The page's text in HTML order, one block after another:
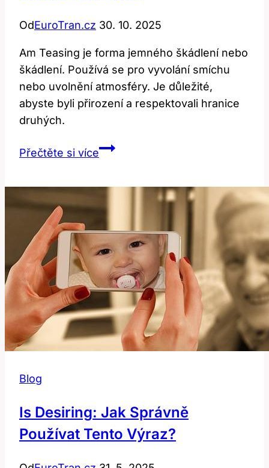
OdEuroTran.cz 30. 10. 2025
Am Teasing je forma jemného škádlení nebo
škádlení. Používá se pro vyvolání smíchu
nebo uvolnění atmosféry. Je důležité,
abyste byli přirození a respektovali hranice
druhých.
Přečtěte si víceAm
a
Jak
Ho
Používat?
Blog
Is Desiring: Jak Správně
Používat Tento Výraz?